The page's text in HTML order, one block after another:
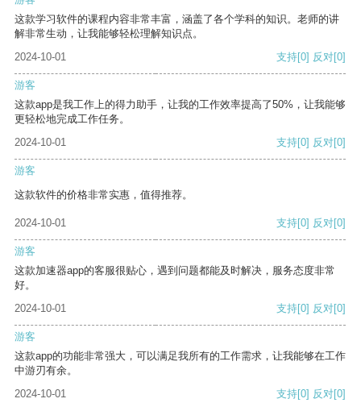
这款学习软件的课程内容非常丰富，涵盖了各个学科的知识。老师的讲
解非常生动，让我能够轻松理解知识点。
2024-10-01
支持[0] 反对[0]
游客
这款app是我工作上的得力助手，让我的工作效率提高了50%，让我能够
更轻松地完成工作任务。
2024-10-01
支持[0] 反对[0]
游客
这款软件的价格非常实惠，值得推荐。
2024-10-01 支持[0] 反对[0]
游客
这款加速器app的客服很贴心，遇到问题都能及时解决，服务态度非常
好。
2024-10-01
支持[0] 反对[0]
游客
这款app的功能非常强大，可以满足我所有的工作需求，让我能够在工作
中游刃有余。
2024-10-01
支持[0] 反对[0]